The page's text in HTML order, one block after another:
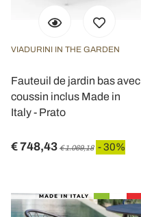
VIADURINI IN THE GARDEN
Fauteuil de jardin bas avec
coussin inclus Made in
Italy - Prato
€ 748,43 € 1.069,18 - 30%